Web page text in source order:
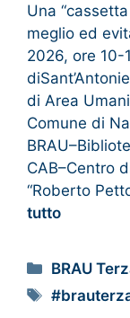
Una
meglio ed
2026, ore 10-
di Area
Comune di
CAB–Centro
“Roberto
tutto
BRAU